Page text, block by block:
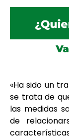
«Ha sido un
se trata de
las medidas
de